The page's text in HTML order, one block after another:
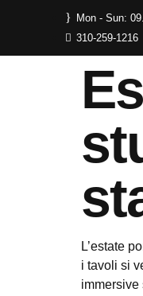
Mon - Sun:
310-259-1216
L’estate
i tavoli si
immersive